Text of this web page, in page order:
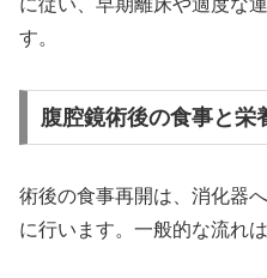
に従い、早期離床や適度な
す。
腹腔鏡術後の食事と栄
術後の食事再開は、消化器
に行います。一般的な流れ